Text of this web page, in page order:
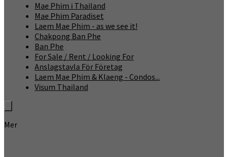
Mae Phim i Thailand
Mae Phim Paradiset
Laem Mae Phim - as we see it!
Chakpong Ban Phe
Ban Phe
For Sale / Rent / Looking For
Anslagstavla För Företag
Laem Mae Phim & Klaeng - Condos...
Visum Thailand
Mer